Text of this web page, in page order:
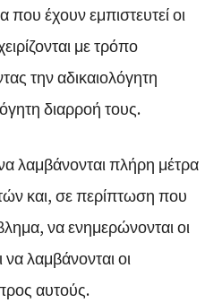
που έχουν εμπιστευτεί οι
με τρόπο
την αδικαιολόγητη
διαρροή τους.
λαμβάνονται πλήρη μέτρα
και, σε περίπτωση που
να ενημερώνονται οι
λαμβάνονται οι
αυτούς.